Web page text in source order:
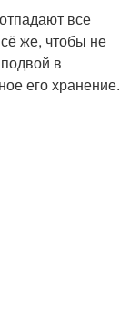
все
же, чтобы не
в
его хранение.